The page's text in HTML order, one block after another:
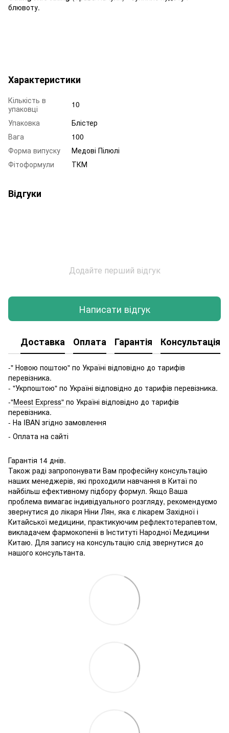
блювоту.
Характеристики
Кількість в
упаковці
10
Упаковка
Блістер
Вага
100
Форма випуску
Медові Пілюлі
Фітоформули
ТКМ
Відгуки
Додайте перший відгук
Написати відгук
Доставка Оплата Гарантія Консультація
-" Новою поштою" по Україні відповідно до тарифів
перевізника.
- "Укрпоштою" по Україні відповідно до тарифів перевізника.
-"Meest Express" по Україні відповідно до тарифів
перевізника.
- На IBAN згідно замовлення
- Оплата на сайті
Гарантія 14 днів.
Також раді запропонувати Вам професійну консультацію
наших менеджерів, які проходили навчання в Китаї по
найбільш ефективному підбору формул. Якщо Ваша
проблема вимагає індивідуального розгляду, рекомендуємо
звернутися до лікаря Ніни Лян, яка є лікарем Західної і
Китайської медицини, практикуючим рефлектотерапевтом,
викладачем фармокопеніі в Інституті Народної Медицини
Китаю. Для запису на консультацію слід звернутися до
нашого консультанта.